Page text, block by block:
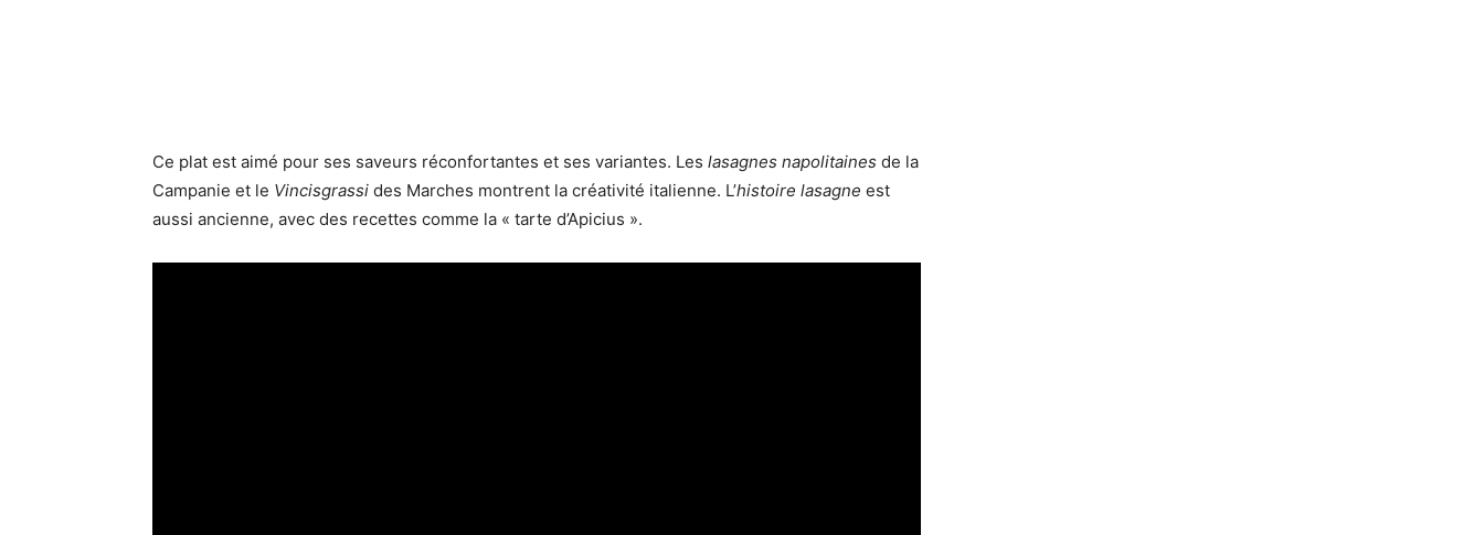
Ce plat est aimé pour ses saveurs réconfortantes et ses variantes. Les lasagnes napolitaines de la
Campanie et le Vincisgrassi des Marches montrent la créativité italienne. L’histoire lasagne est
aussi ancienne, avec des recettes comme la « tarte d’Apicius ».